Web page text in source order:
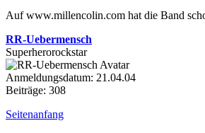
Auf www.millencolin.com hat die Band
RR-Uebermensch
Superherorockstar
Anmeldungsdatum: 21.04.04
Beiträge: 308
Seitenanfang